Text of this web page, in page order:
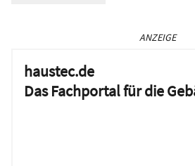
ANZEIGE
haustec.de
Das Fachportal für die